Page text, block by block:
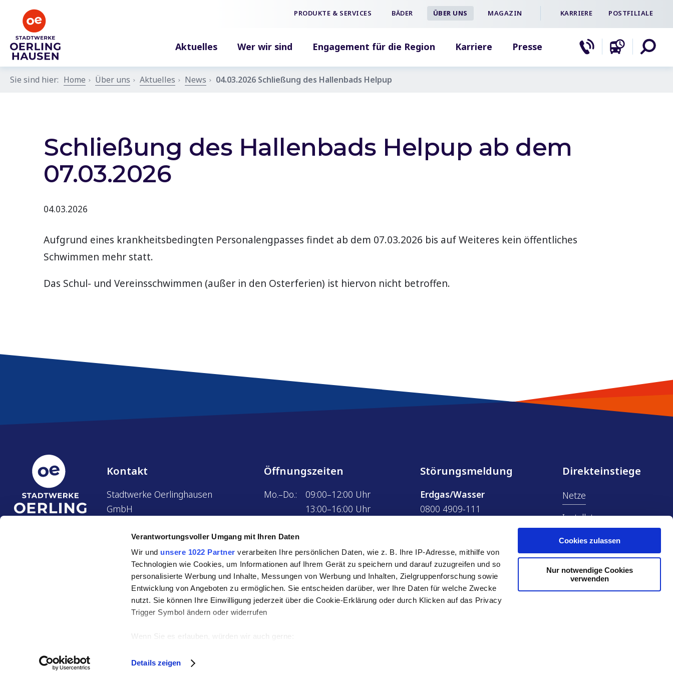
Verantwortungsvoller Umgang mit Ihren Daten
Wir und unsere 1022 Partner verarbeiten Ihre persönlichen Daten, wie z. B. Ihre IP-Adresse, mithilfe von
Technologien wie Cookies, um Informationen auf Ihrem Gerät zu speichern und darauf zuzugreifen und so
personalisierte Werbung und Inhalte, Messungen von Werbung und Inhalten, Zielgruppenforschung sowie
Entwicklung von Angeboten zu ermöglichen. Sie entscheiden darüber, wer Ihre Daten für welche Zwecke
nutzt. Sie können Ihre Einwilligung jederzeit über die Cookie-Erklärung oder durch Klicken auf das Privacy
Trigger Symbol ändern oder widerrufen
Wenn Sie es erlauben, würden wir auch gerne:
Ihr Gerät durch aktives Scannen nach bestimmten Merkmalen (Fingerprinting) identifizieren
Details zeigen
Cookies zulassen
Nur notwendige Cookies
verwenden
PRODUKTE & SERVICES BÄDER ÜBER UNS MAGAZIN KARRIERE POSTFILIALE
Aktuelles Wer wir sind Engagement für die Region Karriere Presse
Sie sind hier: Home Über uns Aktuelles News 04.03.2026 Schließung des Hallenbads Helpup
Schließung des Hallenbads Helpup ab dem
07.03.2026
04.03.2026
Aufgrund eines krankheitsbedingten Personalengpasses findet ab dem 07.03.2026 bis auf Weiteres kein öffentliches
Schwimmen mehr statt.
Das Schul- und Vereinsschwimmen (außer in den Osterferien) ist hiervon nicht betroffen.
Service & Kontakt
Kontakt
Stadtwerke Oerlinghausen
GmbH
33813 Oerlinghausen
05202 4909-0
05202 4909-50
info@sw-oe.de
Öffnungszeiten
Mo.–Do.:
09:00–12:00 Uhr
13:00–16:00 Uhr
Störungsmeldung
Erdgas/Wasser
0800 4909-111
Wärme
0800 4909-333
Abwasser
Direkteinstiege
Netze
Installateure
ÖPNV
Aktuelle Baustellen
Zählerstand übermitteln
© 2026 Stadtwerke Oerlinghausen Impressum